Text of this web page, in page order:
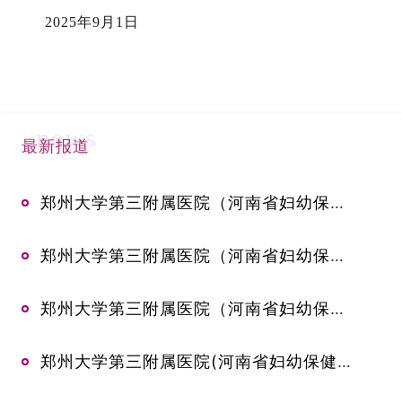
2025年9 月 1 日
最新报道
news
郑州大学第三附属医院（河南省妇幼保健院)2026年医师节慰问品购置项目（二次）竞争性磋商公告
郑州大学第三附属医院（河南省妇幼保健院)2026年医师节慰问品购置项目废标公告
郑州大学第三附属医院（河南省妇幼保健院）体态分析仪及屈光筛查仪采购项目-竞争性磋商公告
郑州大学第三附属医院(河南省妇幼保健院）新生儿心电监护仪采购项目-中标公告